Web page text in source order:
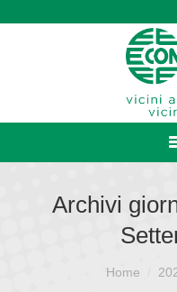
ISCRIZIONE
Archivi
Home